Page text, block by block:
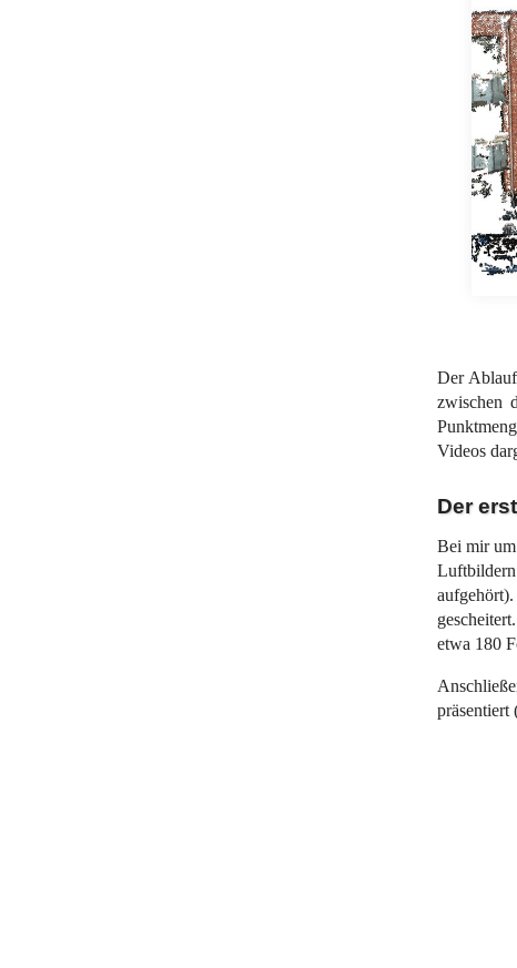
Der
zwischen
Videos
Der
Bei mir
etwa 180
präsentiert